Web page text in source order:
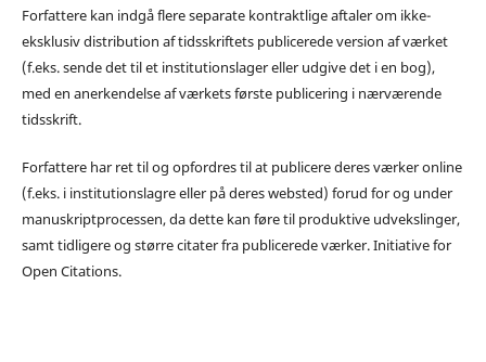
Forfattere kan indgå flere separate kontraktlige aftaler om ikke-
eksklusiv distribution af tidsskriftets publicerede version af værket
(f.eks. sende det til et institutionslager eller udgive det i en bog),
med en anerkendelse af værkets første publicering i nærværende
tidsskrift.
Forfattere har ret til og opfordres til at publicere deres værker online
(f.eks. i institutionslagre eller på deres websted) forud for og under
manuskriptprocessen, da dette kan føre til produktive udvekslinger,
samt tidligere og større citater fra publicerede værker. Initiative for
Open Citations.